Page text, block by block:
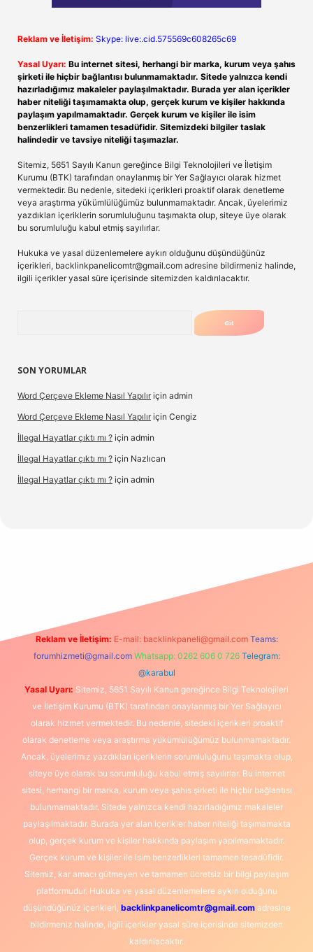
Reklam ve İletişim: Skype: live:.cid.575569c608265c69
Yasal Uyarı: Bu internet sitesi, herhangi bir marka, kurum veya şahıs
şirketi ile hiçbir bağlantısı bulunmamaktadır. Sitede yalnızca kendi
hazırladığımız makaleler paylaşılmaktadır. Burada yer alan içerikler
haber niteliği taşımamakta olup, gerçek kurum ve kişiler hakkında
paylaşım yapılmamaktadır. Gerçek kurum ve kişiler ile isim
benzerlikleri tamamen tesadüfidir. Sitemizdeki bilgiler taslak
halindedir ve tavsiye niteliği taşımazlar.
Sitemiz, 5651 Sayılı Kanun gereğince Bilgi Teknolojileri ve İletişim
Kurumu (BTK) tarafından onaylanmış bir Yer Sağlayıcı olarak hizmet
vermektedir. Bu nedenle, sitedeki içerikleri proaktif olarak denetleme
veya araştırma yükümlülüğümüz bulunmamaktadır. Ancak, üyelerimiz
yazdıkları içeriklerin sorumluluğunu taşımakta olup, siteye üye olarak
bu sorumluluğu kabul etmiş sayılırlar.
Hukuka ve yasal düzenlemelere aykırı olduğunu düşündüğünüz
içerikleri, backlinkpanelicomtr@gmail.com adresine bildirmeniz halinde,
ilgili içerikler yasal süre içerisinde sitemizden kaldırılacaktır.
SON YORUMLAR
Word Çerçeve Ekleme Nasıl Yapılır için admin
Word Çerçeve Ekleme Nasıl Yapılır için Cengiz
İllegal Hayatlar çıktı mı ? için admin
İllegal Hayatlar çıktı mı ? için Nazlıcan
İllegal Hayatlar çıktı mı ? için admin
Reklam ve İletişim: E-mail: backlinkpaneli@gmail.com Teams:
forumhizmeti@gmail.com Whatsapp: 0262 606 0 726 Telegram:
@karabul
Yasal Uyarı: Sitemiz, 5651 Sayılı Kanun gereğince Bilgi Teknolojileri
ve İletişim Kurumu (BTK) tarafından onaylanmış bir Yer Sağlayıcı
olarak hizmet vermektedir. Bu nedenle, sitedeki içerikleri proaktif
olarak denetleme veya araştırma yükümlülüğümüz bulunmamaktadır.
Ancak, üyelerimiz yazdıkları içeriklerin sorumluluğunu taşımakta olup,
siteye üye olarak bu sorumluluğu kabul etmiş sayılırlar. Bu internet
sitesi, herhangi bir marka, kurum veya şahıs şirketi ile hiçbir bağlantısı
bulunmamaktadır. Sitede yalnızca kendi hazırladığımız makaleler
paylaşılmaktadır. Burada yer alan içerikler haber niteliği taşımamakta
olup, gerçek kurum ve kişiler hakkında paylaşım yapılmamaktadır.
Gerçek kurum ve kişiler ile isim benzerlikleri tamamen tesadüfidir.
Sitemiz, kar amacı gütmeyen ve tamamen ücretsiz bir bilgi paylaşım
platformudur. Hukuka ve yasal düzenlemelere aykırı olduğunu
düşündüğünüz içerikleri, backlinkpanelicomtr@gmail.comadresine
bildirmeniz halinde, ilgili içerikler yasal süre içerisinde sitemizden
kaldırılacaktır.